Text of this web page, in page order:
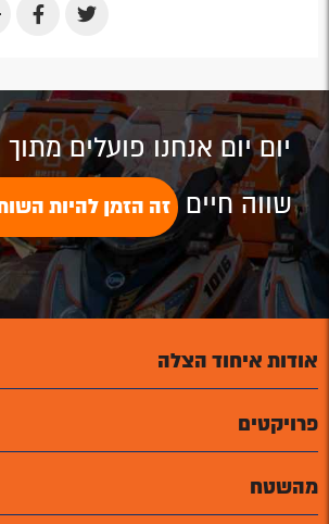
Share
Share
יום יום אנחנו פועלים
שווה חיים זה הזמן להיות
אודות איחוד הצלה
פרויקטים
מהשטח